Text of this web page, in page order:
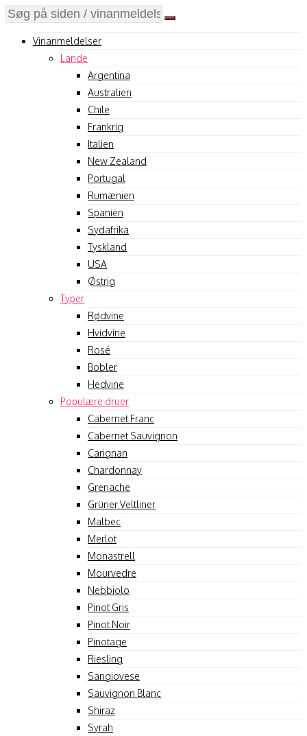
Vinanmeldelser
Lande
Argentina
Australien
Chile
Frankrig
Italien
New Zealand
Portugal
Rumænien
Spanien
Sydafrika
Tyskland
USA
Østrig
Typer
Rødvine
Hvidvine
Rosé
Bobler
Hedvine
Populære druer
Cabernet Franc
Cabernet Sauvignon
Carignan
Chardonnay
Grenache
Grüner Veltliner
Malbec
Merlot
Monastrell
Mourvedre
Nebbiolo
Pinot Gris
Pinot Noir
Pinotage
Riesling
Sangiovese
Sauvignon Blanc
Shiraz
Syrah